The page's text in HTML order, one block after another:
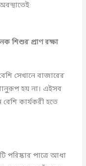
শিশুর প্রাণ রক্ষা
সেখানে বাজারের
হয় না। এইসব
কার্যকরী হতে
পরিষ্কার পাত্রে আধা